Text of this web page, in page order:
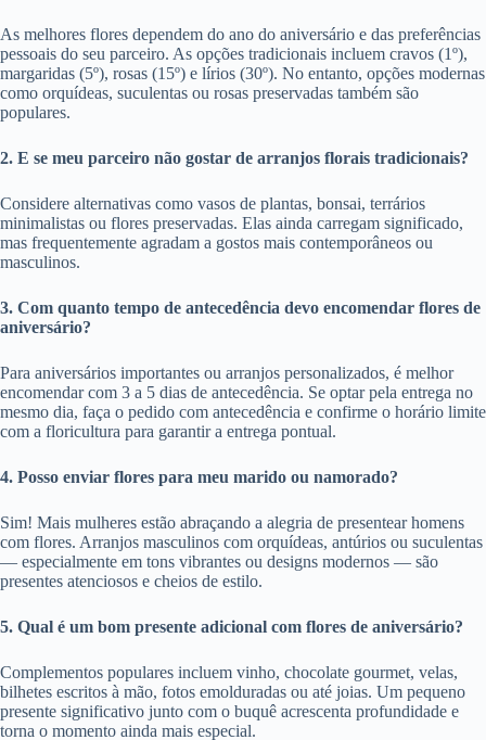
As melhores flores dependem do ano do aniversário e das preferências
pessoais do seu parceiro. As opções tradicionais incluem cravos (1º),
margaridas (5º), rosas (15º) e lírios (30º). No entanto, opções modernas
como orquídeas, suculentas ou rosas preservadas também são
populares.
2. E se meu parceiro não gostar de arranjos florais tradicionais?
Considere alternativas como vasos de plantas, bonsai, terrários
minimalistas ou flores preservadas. Elas ainda carregam significado,
mas frequentemente agradam a gostos mais contemporâneos ou
masculinos.
3. Com quanto tempo de antecedência devo encomendar flores de
aniversário?
Para aniversários importantes ou arranjos personalizados, é melhor
encomendar com 3 a 5 dias de antecedência. Se optar pela entrega no
mesmo dia, faça o pedido com antecedência e confirme o horário limite
com a floricultura para garantir a entrega pontual.
4. Posso enviar flores para meu marido ou namorado?
Sim! Mais mulheres estão abraçando a alegria de presentear homens
com flores. Arranjos masculinos com orquídeas, antúrios ou suculentas
— especialmente em tons vibrantes ou designs modernos — são
presentes atenciosos e cheios de estilo.
5. Qual é um bom presente adicional com flores de aniversário?
Complementos populares incluem vinho, chocolate gourmet, velas,
bilhetes escritos à mão, fotos emolduradas ou até joias. Um pequeno
presente significativo junto com o buquê acrescenta profundidade e
torna o momento ainda mais especial.